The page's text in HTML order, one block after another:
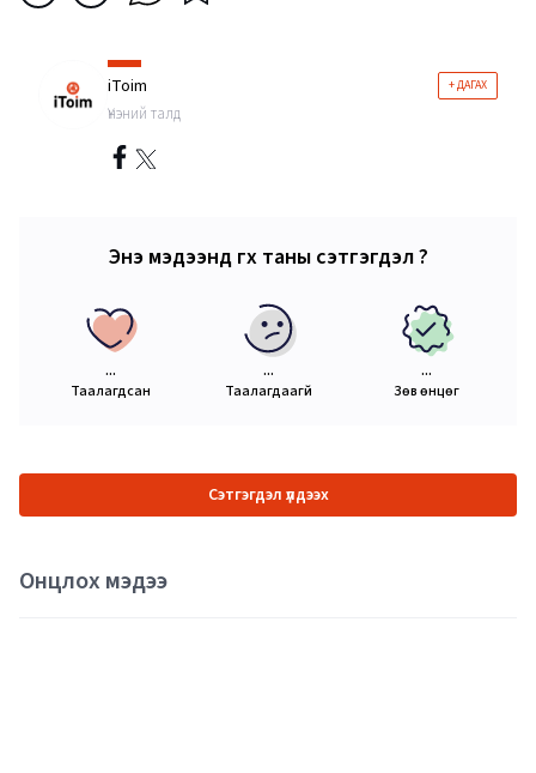
iToim + ДАГАХ
Үнэний талд
Энэ мэдээнд өгөх таны сэтгэгдэл ?
...
Таалагдсан
...
Таалагдаагүй
...
Зөв өнцөг
Сэтгэгдэл үлдээх
Онцлох мэдээ